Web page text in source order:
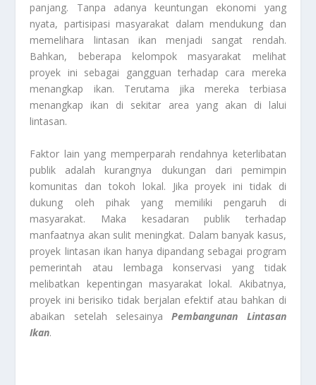
panjang. Tanpa adanya keuntungan ekonomi yang
nyata, partisipasi masyarakat dalam mendukung dan
memelihara lintasan ikan menjadi sangat rendah.
Bahkan, beberapa kelompok masyarakat melihat
proyek ini sebagai gangguan terhadap cara mereka
menangkap ikan. Terutama jika mereka terbiasa
menangkap ikan di sekitar area yang akan di lalui
lintasan.
Faktor lain yang memperparah rendahnya keterlibatan
publik adalah kurangnya dukungan dari pemimpin
komunitas dan tokoh lokal. Jika proyek ini tidak di
dukung oleh pihak yang memiliki pengaruh di
masyarakat. Maka kesadaran publik terhadap
manfaatnya akan sulit meningkat. Dalam banyak kasus,
proyek lintasan ikan hanya dipandang sebagai program
pemerintah atau lembaga konservasi yang tidak
melibatkan kepentingan masyarakat lokal. Akibatnya,
proyek ini berisiko tidak berjalan efektif atau bahkan di
abaikan setelah selesainyaPembangunan Lintasan
Ikan.